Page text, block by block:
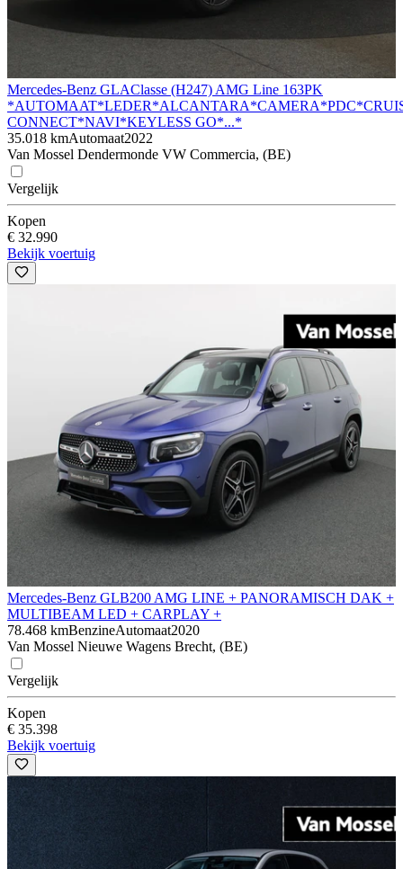
Mercedes-Benz GLAClasse (H247) AMG Line 163PK
CONNECT*NAVI*KEYLESS GO*...*
35.018 kmAutomaat2022
Van Mossel Dendermonde VW Commercia, (BE)
Vergelijk
Kopen
€ 32.990
Bekijk voertuig
Mercedes-Benz GLB200 AMG LINE + PANORAMISCH DAK +
MULTIBEAM LED + CARPLAY +
78.468 kmBenzineAutomaat2020
Van Mossel Nieuwe Wagens Brecht, (BE)
Vergelijk
Kopen
€ 35.398
Bekijk voertuig